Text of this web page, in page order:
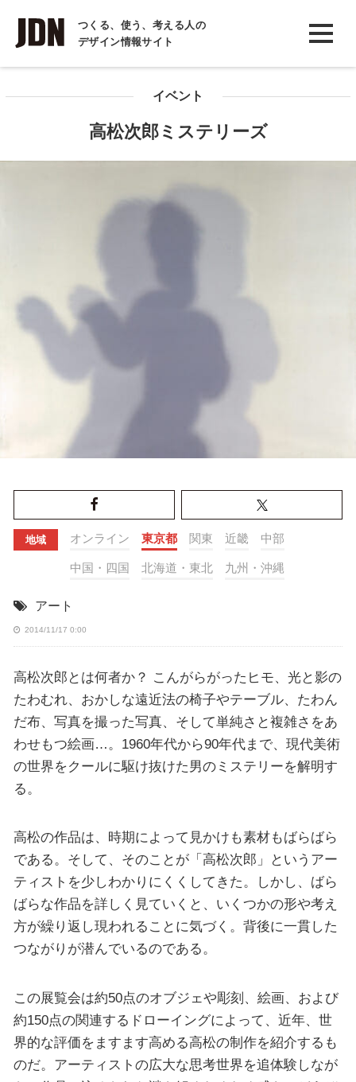
つくる、使う、考える人の
デザイン情報サイト
INTERVIEW
インタビュー
イベント
高松次郎ミステリーズ
地域 オンライン 東京都 関東 近畿 中部
中国・四国 北海道・東北 九州・沖縄
アート
2014/11/17 0:00
高松次郎とは何者か？ こんがらがったヒモ、光と影の
たわむれ、おかしな遠近法の椅子やテーブル、たわん
だ布、写真を撮った写真、そして単純さと複雑さをあ
わせもつ絵画…。1960年代から90年代まで、現代美術
の世界をクールに駆け抜けた男のミステリーを解明す
る。
高松の作品は、時期によって見かけも素材もばらばら
である。そして、そのことが「高松次郎」というアー
ティストを少しわかりにくくしてきた。しかし、ばら
ばらな作品を詳しく見ていくと、いくつかの形や考え
方が繰り返し現われることに気づく。背後に一貫した
つながりが潜んでいるのである。
この展覧会は約50点のオブジェや彫刻、絵画、および
約150点の関連するドローイングによって、近年、世
界的な評価をますます高める高松の制作を紹介するも
のだ。アーティストの広大な思考世界を追体験しなが